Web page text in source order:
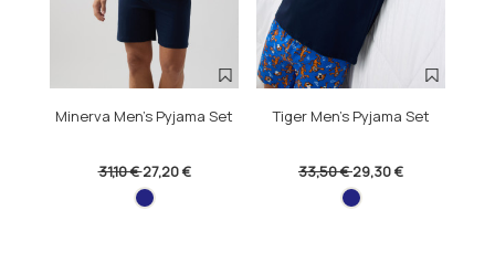
Minerva Men's Pyjama Set
31,10 €27,20 €
Tiger Men's Pyjama Set
33,50 €29,30 €